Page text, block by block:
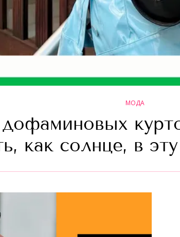
МОДА
дофаминовых
как солнце, в